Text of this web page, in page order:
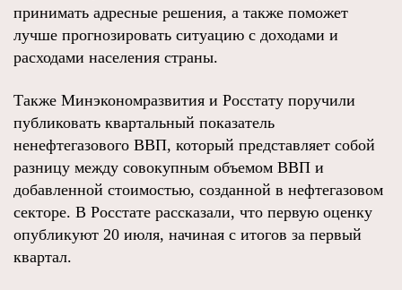
принимать адресные решения, а также поможет
лучше прогнозировать ситуацию с доходами и
расходами населения страны.
Также Минэкономразвития и Росстату поручили
публиковать квартальный показатель
ненефтегазового ВВП, который представляет собой
разницу между совокупным объемом ВВП и
добавленной стоимостью, созданной в нефтегазовом
секторе. В Росстате рассказали, что первую оценку
опубликуют 20 июля, начиная с итогов за первый
квартал.